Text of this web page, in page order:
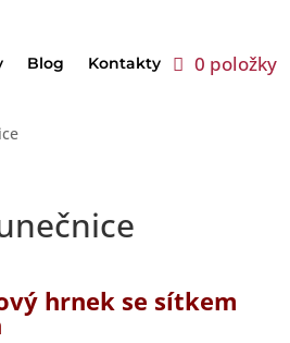
Blog Kontakty 0 položky
hrnek se sítkem